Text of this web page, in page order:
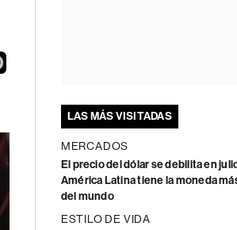
LAS MÁS VISITADAS
MERCADOS
El precio del dólar se debilita en
América Latina tiene la moneda
del mundo
ESTILO DE VIDA